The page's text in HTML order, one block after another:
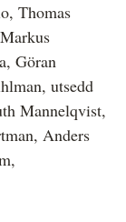
Thomas
Göran
utsedd
Mannelqvist,
Anders